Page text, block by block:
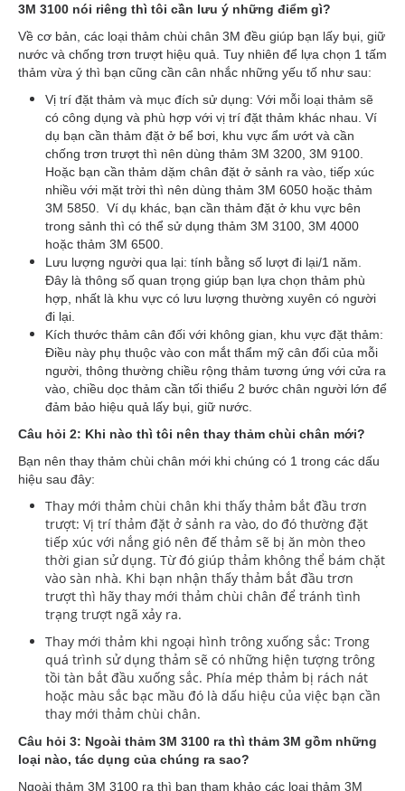
3M 3100 nói riêng thì tôi cần lưu ý những điểm gì?
Về cơ bản, các loại thảm chùi chân 3M đều giúp bạn lấy bụi, giữ
nước và chống trơn trượt hiệu quả. Tuy nhiên để lựa chọn 1 tấm
thảm vừa ý thì bạn cũng cần cân nhắc những yếu tố như sau:
Vị trí đặt thảm và mục đích sử dụng: Với mỗi loại thảm sẽ
có công dụng và phù hợp với vị trí đặt thảm khác nhau. Ví
dụ bạn cần thảm đặt ở bể bơi, khu vực ẩm ướt và cần
chống trơn trượt thì nên dùng thảm 3M 3200, 3M 9100.
Hoặc bạn cần thảm dặm chân đặt ở sảnh ra vào, tiếp xúc
nhiều với mặt trời thì nên dùng thảm 3M 6050 hoặc thảm
3M 5850. Ví dụ khác, bạn cần thảm đặt ở khu vực bên
trong sảnh thì có thể sử dụng thảm 3M 3100, 3M 4000
hoặc thảm 3M 6500.
Lưu lượng người qua lại: tính bằng số lượt đi lại/1 năm.
Đây là thông số quan trọng giúp bạn lựa chọn thảm phù
hợp, nhất là khu vực có lưu lượng thường xuyên có người
đi lại.
Kích thước thảm cân đối với không gian, khu vực đặt thảm:
Điều này phụ thuộc vào con mắt thẩm mỹ cân đối của mỗi
người, thông thường chiều rộng thảm tương ứng với cửa ra
vào, chiều dọc thảm cần tối thiểu 2 bước chân người lớn để
đảm bảo hiệu quả lấy bụi, giữ nước.
Câu hỏi 2: Khi nào thì tôi nên thay thảm chùi chân mới?
Bạn nên thay thảm chùi chân mới khi chúng có 1 trong các dấu
hiệu sau đây:
Thay mới thảm chùi chân khi thấy thảm bắt đầu trơn
trượt: Vị trí thảm đặt ở sảnh ra vào, do đó thường đặt
tiếp xúc với nắng gió nên đế thảm sẽ bị ăn mòn theo
thời gian sử dụng. Từ đó giúp thảm không thể bám chặt
vào sàn nhà. Khi bạn nhận thấy thảm bắt đầu trơn
trượt thì hãy thay mới thảm chùi chân để tránh tình
trạng trượt ngã xảy ra.
Thay mới thảm khi ngoại hình trông xuống sắc: Trong
quá trình sử dụng thảm sẽ có những hiện tượng trông
tồi tàn bắt đầu xuống sắc. Phía mép thảm bị rách nát
hoặc màu sắc bạc mầu đó là dấu hiệu của việc bạn cần
thay mới thảm chùi chân.
Câu hỏi 3: Ngoài thảm 3M 3100 ra thì thảm 3M gồm những
loại nào, tác dụng của chúng ra sao?
Ngoài thảm 3M 3100 ra thì bạn tham khảo các loại thảm 3M